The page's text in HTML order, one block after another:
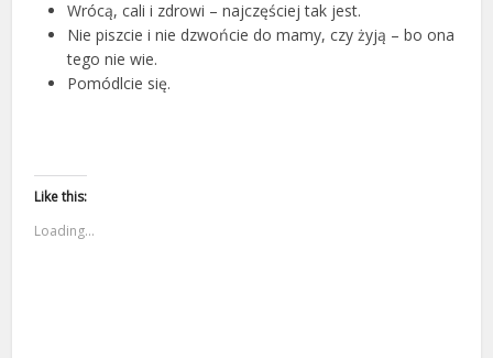
Wrócą, cali i zdrowi – najczęściej tak jest.
Nie piszcie i nie dzwońcie do mamy, czy żyją – bo ona
tego nie wie.
Pomódlcie się.
Like this:
Loading...